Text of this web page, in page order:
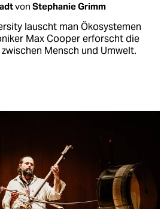
von Stephanie Grimm
lauscht man Ökosystemen
Max Cooper erforscht die
Mensch und Umwelt.